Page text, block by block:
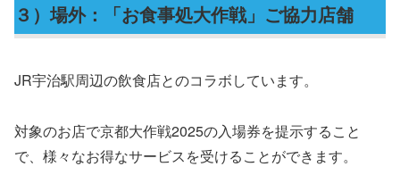
３）場外：「お食事処大作戦」ご協力店舗
JR宇治駅周辺の飲食店とのコラボしています。
対象のお店で京都大作戦2025の入場券を提示すること
で、様々なお得なサービスを受けることができます。